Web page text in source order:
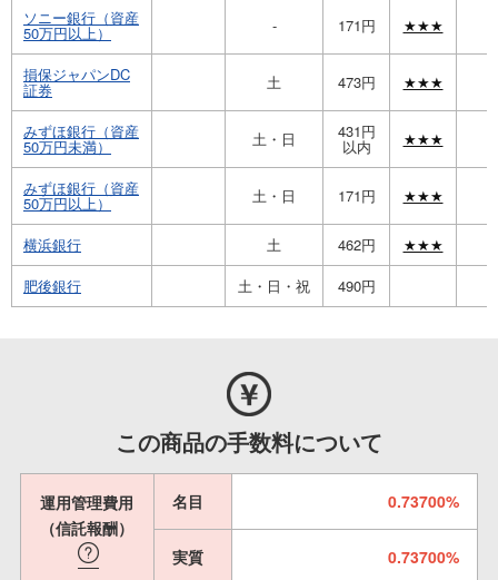
ソニー銀行（資産
50万円以上） - 171円 ★★★
損保ジャパンDC
証券 土 473円 ★★★
みずほ銀行（資産
50万円未満） 土・日 431円
以内 ★★★
みずほ銀行（資産
50万円以上） 土・日 171円 ★★★
横浜銀行 土 462円
★★★
肥後銀行
土・日・祝 490円
この商品の手数料について
運用管理費用
（信託報酬）
名目 0.73700%
実質 0.73700%